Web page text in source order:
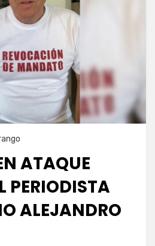
ATAQUE
PERIODISTA
ALEJANDRO